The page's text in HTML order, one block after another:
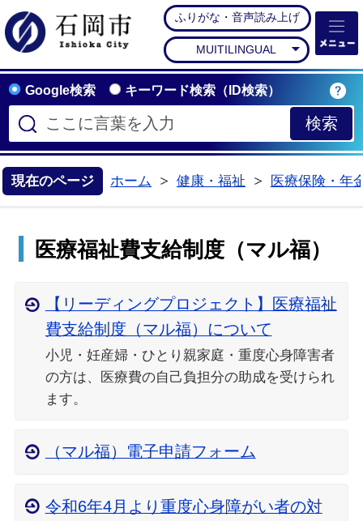
石岡市公式ホームペー
ふりがな・音声読み上げ
MUITILINGUAL
Google検索 キーワード検索（ID検索）
現在のページ ホーム
健康・福祉
医療保険・年
医療福祉費支給制度（マル福）
【リーディングプロジェクト】医療福祉
費支給制度（マル福）について
小児・妊産婦・ひとり親家庭・重度心身障害者
の方は、医療費の自己負担分の助成を受けられ
ます。
（マル福）電子申請フォーム
令和6年4月より重度心身障がい者の対